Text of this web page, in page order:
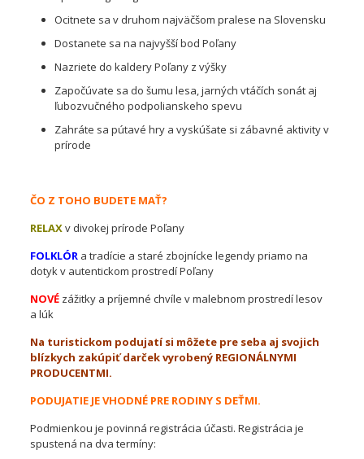
Ocitnete sa v druhom najväčšom pralese na Slovensku
Dostanete sa na najvyšší bod Poľany
Nazriete do kaldery Poľany z výšky
Započúvate sa do šumu lesa, jarných vtáčích sonát aj
ľubozvučného podpolianskeho spevu
Zahráte sa pútavé hry a vyskúšate si zábavné aktivity v
prírode
ČO Z TOHO BUDETE MAŤ?
RELAXv divokej prírode Poľany
FOLKLÓR a tradície a staré zbojnícke legendy priamo na
dotyk v autentickom prostredí Poľany
NOVÉ zážitky a príjemné chvíle v malebnom prostredí lesov
a lúk
Na turistickom podujatí si môžete pre seba aj svojich
blízkych zakúpiť darček vyrobený REGIONÁLNYMI
PRODUCENTMI.
PODUJATIE JE VHODNÉ PRE RODINY S DEŤMI.
Podmienkou je povinná registrácia účasti. Registrácia je
spustená na dva termíny: